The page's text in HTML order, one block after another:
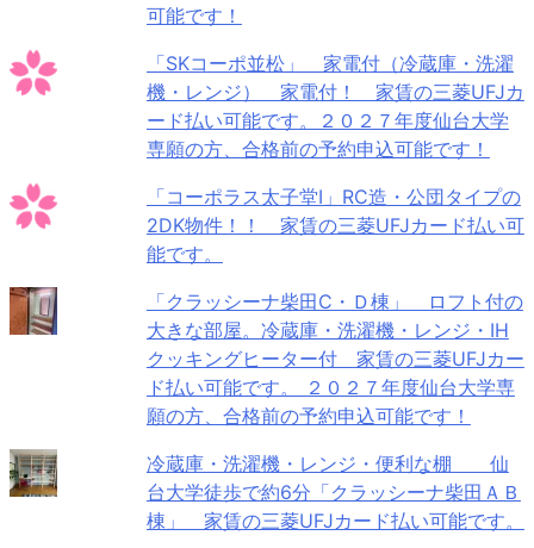
可能です！
「SKコーポ並松」 家電付（冷蔵庫・洗濯
機・レンジ） 家電付！ 家賃の三菱UFJカ
ード払い可能です。２０２７年度仙台大学
専願の方、合格前の予約申込可能です！
「コーポラス太子堂Ⅰ」RC造・公団タイプの
2DK物件！！ 家賃の三菱UFJカード払い可
能です。
「クラッシーナ柴田C・Ｄ棟」 ロフト付の
大きな部屋。冷蔵庫・洗濯機・レンジ・IH
クッキングヒーター付 家賃の三菱UFJカー
ド払い可能です。 ２０２７年度仙台大学専
願の方、合格前の予約申込可能です！
冷蔵庫・洗濯機・レンジ・便利な棚 仙
台大学徒歩で約6分「クラッシーナ柴田ＡＢ
棟」 家賃の三菱UFJカード払い可能です。